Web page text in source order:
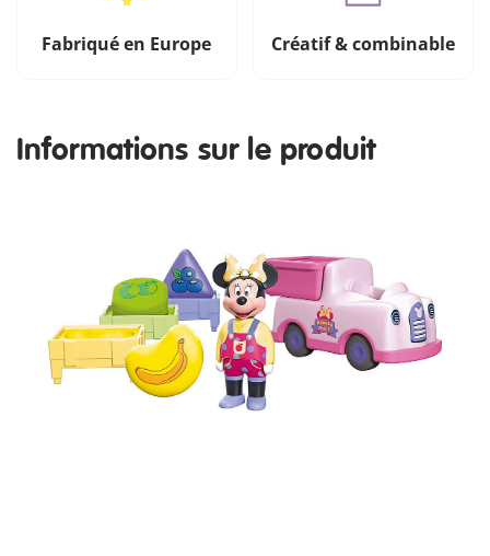
Fabriqué en Europe Créatif & combinable
Informations sur le produit